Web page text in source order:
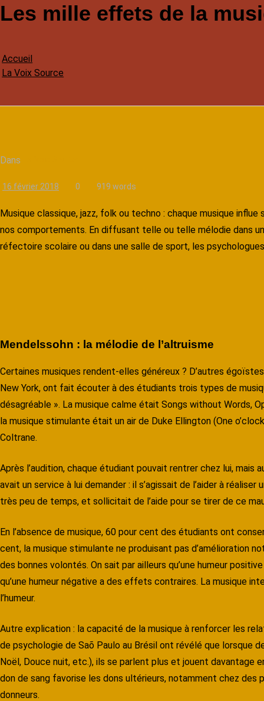
Les mille effets de la
Accueil
La Voix Source
Dans
16 février 2018 0 919 words
Musique classique, jazz, folk ou techno : chaque musique influe
nos comportements. En diffusant telle ou telle mélodie dans
réfectoire scolaire ou dans une salle de sport, les
Mendelssohn : la mélodie de l’altruisme
Certaines musiques rendent-elles généreux ? D’autres
New York, ont fait écouter à des étudiants trois types de
désagréable ». La musique calme était Songs without Words,
la musique stimulante était un air de Duke Ellington (One
Coltrane.
Après l’audition, chaque étudiant pouvait rentrer chez lui, mais
avait un service à lui demander : il s’agissait de l’aider à
très peu de temps, et sollicitait de l’aide pour se tirer de ce
En l’absence de musique, 60 pour cent des étudiants ont
cent, la musique stimulante ne produisant pas d’amélioration
des bonnes volontés. On sait par ailleurs qu’une humeur
qu’une humeur négative a des effets contraires. La musique
l’humeur.
Autre explication : la capacité de la musique à renforcer les
de psychologie de Saõ Paulo au Brésil ont révélé que
Noël, Douce nuit, etc.), ils se parlent plus et jouent davantage
don de sang favorise les dons ultérieurs, notamment chez des
donneurs.